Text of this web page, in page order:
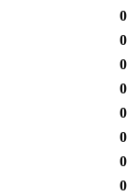
0
0
0
0
0
0
0
0